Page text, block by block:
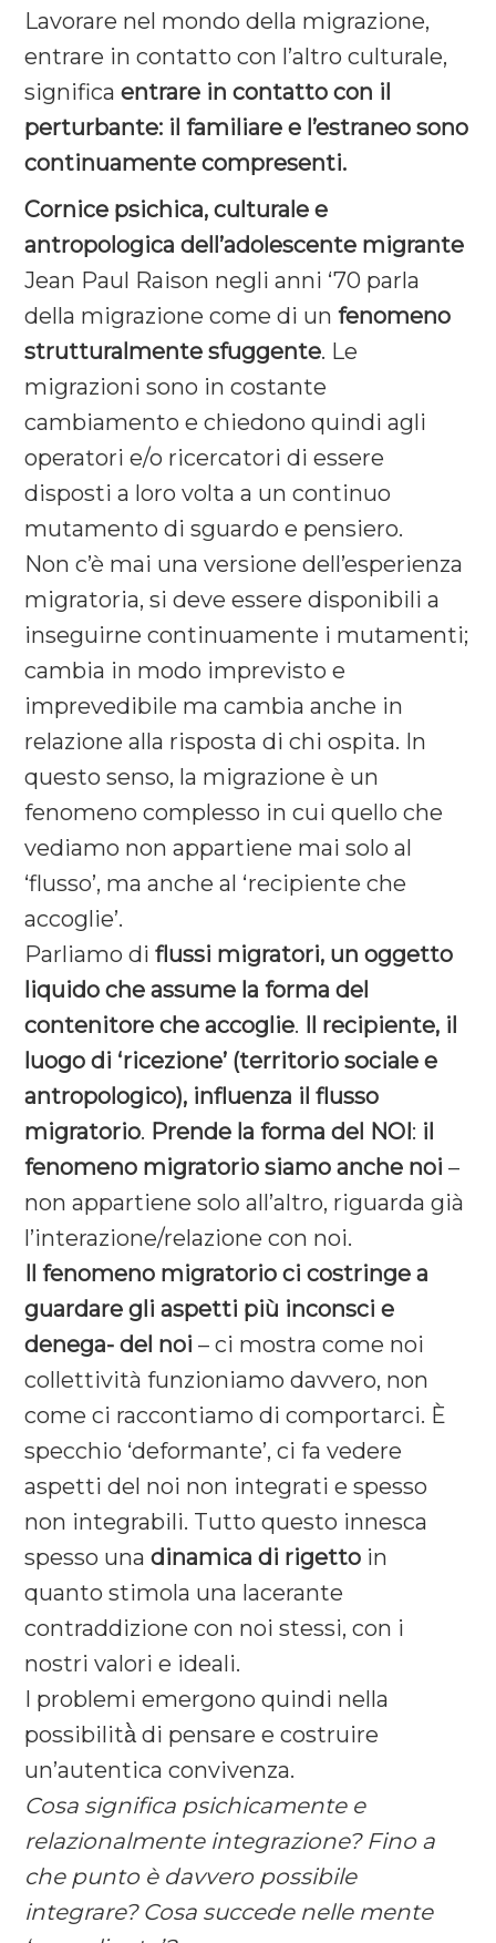
Lavorare nel mondo della migrazione,
entrare in contatto con l’altro culturale,
significaentrare in contatto con il
perturbante: il familiare e l’estraneo sono
continuamente compresenti.
Cornice psichica, culturale e
antropologica dell’adolescente migrante
Jean Paul Raison negli anni ‘70 parla
della migrazione come di unfenomeno
strutturalmente sfuggente. Le
migrazioni sono in costante
cambiamento e chiedono quindi agli
operatori e/o ricercatori di essere
disposti a loro volta a un continuo
mutamento di sguardo e pensiero.
Non c’è mai una versione dell’esperienza
migratoria, si deve essere disponibili a
inseguirne continuamente i mutamenti;
cambia in modo imprevisto e
imprevedibile ma cambia anche in
relazione alla risposta di chi ospita. In
questo senso, la migrazione è un
fenomeno complesso in cui quello che
vediamo non appartiene mai solo al
‘flusso’, ma anche al ‘recipiente che
accoglie’.
Parliamo diflussi migratori, un oggetto
liquido che assume la forma del
contenitore che accoglie. Il recipiente, il
luogo di ‘ricezione’ (territorio sociale e
antropologico), influenza il flusso
migratorio. Prende la forma del NOI: il
fenomeno migratorio siamo anche noi–
non appartiene solo all’altro, riguarda già
l’interazione/relazione con noi.
Il fenomeno migratorio ci costringe a
guardare gli aspetti più inconsci e
denega- del noi– ci mostra come noi
collettività funzioniamo davvero, non
come ci raccontiamo di comportarci. È
specchio ‘deformante’, ci fa vedere
aspetti del noi non integrati e spesso
non integrabili. Tutto questo innesca
spesso unadinamica di rigetto in
quanto stimola una lacerante
contraddizione con noi stessi, con i
nostri valori e ideali.
I problemi emergono quindi nella
possibilità̀ di pensare e costruire
un’autentica convivenza.
Cosa significa psichicamente e
relazionalmente integrazione? Fino a
che punto è davvero possibile
integrare? Cosa succede nelle mente